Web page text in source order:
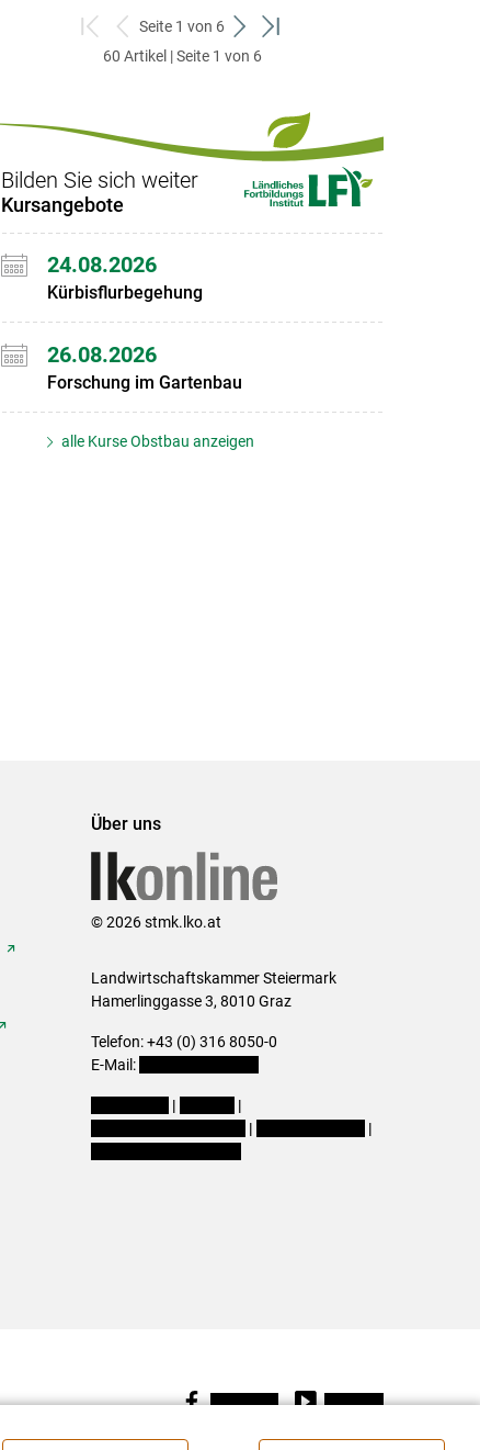
zum
ersten
zurück
zum
Seite 1 von 6
weiter
zum
zum
60 Artikel | Seite 1 von 6
Bilden Sie sich weiter
Kursangebote
24.08.2026
Kürbisflurbegehung
26.08.2026
Forschung im Gartenbau
alle Kurse Obstbau anzeigen
Über uns
© 2026 stmk.lko.at
Landwirtschaftskammer Steiermark
Hamerlinggasse 3, 8010 Graz
Telefon: +43 (0) 316 8050-0
E-Mail:
|
|
|
|
Facebook Youtube